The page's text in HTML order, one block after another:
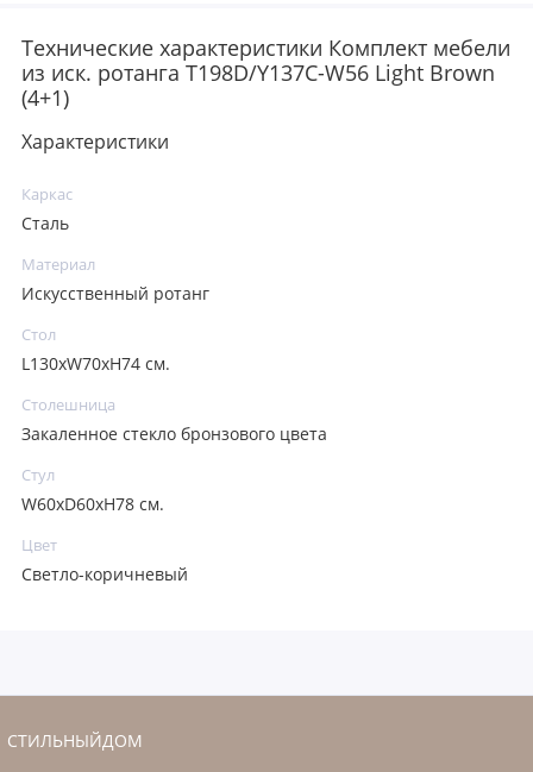
Технические характеристики Комплект мебели
из иск. ротанга T198D/Y137C-W56 Light Brown
(4+1)
Характеристики
Каркас
Сталь
Материал
Искусственный ротанг
Стол
L130хW70xH74 см.
Столешница
Закаленное стекло бронзового цвета
Стул
W60xD60xH78 см.
Цвет
Светло-коричневый
СТИЛЬНЫЙДОМ